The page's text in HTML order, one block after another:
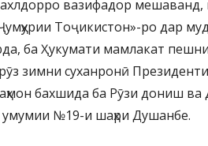
вазифадор мешаванд,
Тоҷикистон»-ро дар
ба Ҳукумати мамлакат
зимни суханронӣ
бахшида ба Рӯзи дониш ва
умумии №19-и шаҳри Душанбе.